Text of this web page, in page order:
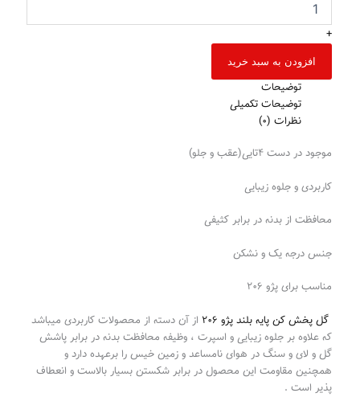
+
افزودن به سبد خرید
توضیحات
توضیحات تکمیلی
نظرات (0)
موجود در دست ۴تایی(عقب و جلو)
کاربردی و جلوه زیبایی
محافظت از بدنه در برابر کثیفی
جنس درجه یک و نشکن
مناسب برای پژو ۲۰۶
گل پخش‌ کن پایه بلند پژو ۲۰۶
از آن دسته از محصولات کاربردی میباشد
که علاوه بر جلوه زیبایی و اسپرت ، وظیفه محافظت بدنه در برابر پاشش
گل و لای و سنگ در هوای نامساعد و زمین خیس را برعهده دارد و
همچنین مقاومت این محصول در برابر شکستن بسیار بالاست و انعطاف
پذیر است .